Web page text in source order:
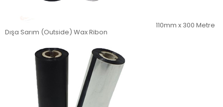
110mm x 300 Metre
Dışa Sarım (Outside) Wax Ribon